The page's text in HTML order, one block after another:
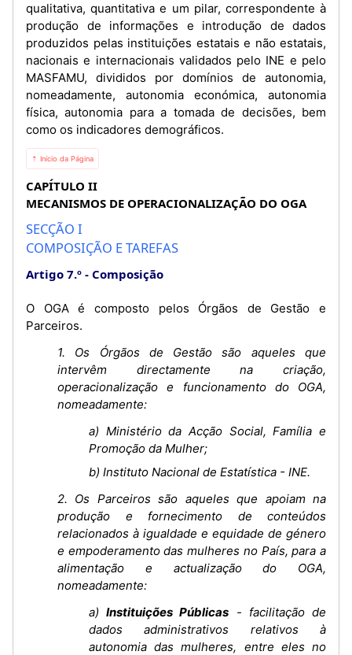
qualitativa, quantitativa e um pilar, correspondente à
produção de informações e introdução de dados
produzidos pelas instituições estatais e não estatais,
nacionais e internacionais validados pelo INE e pelo
MASFAMU, divididos por domínios de autonomia,
nomeadamente, autonomia económica, autonomia
física, autonomia para a tomada de decisões, bem
como os indicadores demográficos.
⇡ Início da Página
CAPÍTULO II
MECANISMOS DE OPERACIONALIZAÇÃO DO OGA
SECÇÃO I
COMPOSIÇÃO E TAREFAS
Artigo 7.º Composição
O OGA é composto pelos Órgãos de Gestão e
Parceiros.
1. Os Órgãos de Gestão são aqueles que
intervêm directamente na criação,
operacionalização e funcionamento do OGA,
nomeadamente:
a) Ministério da Acção Social, Família e
Promoção da Mulher;
b) Instituto Nacional de Estatística - INE.
2. Os Parceiros são aqueles que apoiam na
produção e fornecimento de conteúdos
relacionados à igualdade e equidade de género
e empoderamento das mulheres no País, para a
alimentação e actualização do OGA,
nomeadamente:
a)Instituições Públicas - facilitação de
dados administrativos relativos à
autonomia das mulheres, entre eles no